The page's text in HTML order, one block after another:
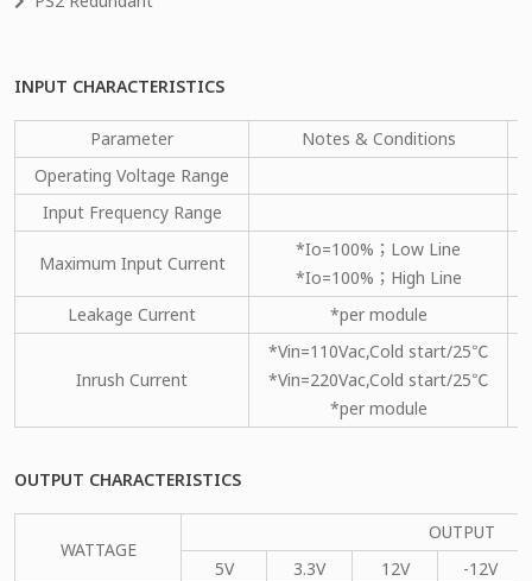
INPUT CHARACTERISTICS
Parameter Notes & Conditions
Operating Voltage Range
Input Frequency Range
Maximum Input Current
*Io=100%；Low Line
*Io=100%；High Line
Leakage Current
*per module
Inrush Current
*Vin=110Vac,Cold start/25℃
*Vin=220Vac,Cold start/25℃
*per module
OUTPUT CHARACTERISTICS
WATTAGE
OUTPUT
5V
3.3V 12V
-12V